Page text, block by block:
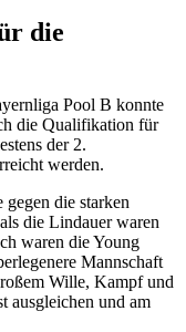
die
Pool B konnte
die Qualifikation für
der 2.
werden.
die starken
die Lindauer waren
waren die Young
Mannschaft
Wille, Kampf und
ausgleichen und am